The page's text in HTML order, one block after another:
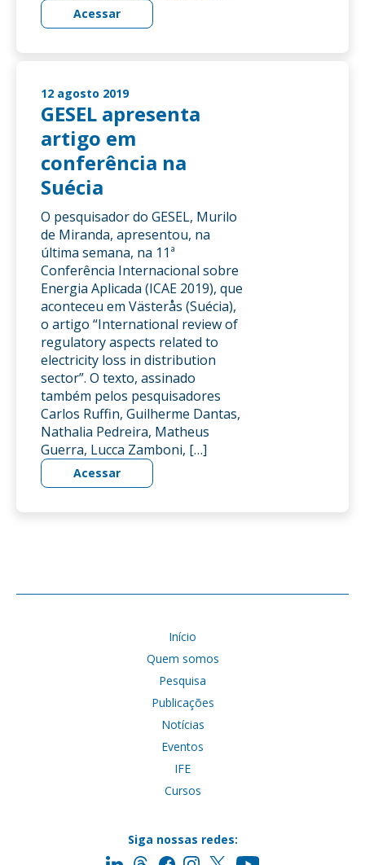
Acessar
12 agosto 2019
GESEL apresenta
artigo em
conferência na
Suécia
O pesquisador do GESEL, Murilo
de Miranda, apresentou, na
última semana, na 11ª
Conferência Internacional sobre
Energia Aplicada (ICAE 2019), que
aconteceu em Västerås (Suécia),
o artigo “International review of
regulatory aspects related to
electricity loss in distribution
sector”. O texto, assinado
também pelos pesquisadores
Carlos Ruffin, Guilherme Dantas,
Nathalia Pedreira, Matheus
Guerra, Lucca Zamboni, […]
Acessar
Início
Quem somos
Pesquisa
Publicações
Notícias
Eventos
IFE
Cursos
Siga nossas redes: